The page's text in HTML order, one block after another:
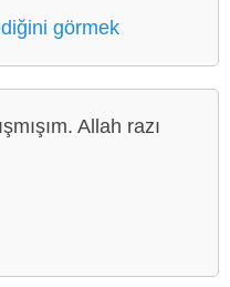
görmek
Allah razı